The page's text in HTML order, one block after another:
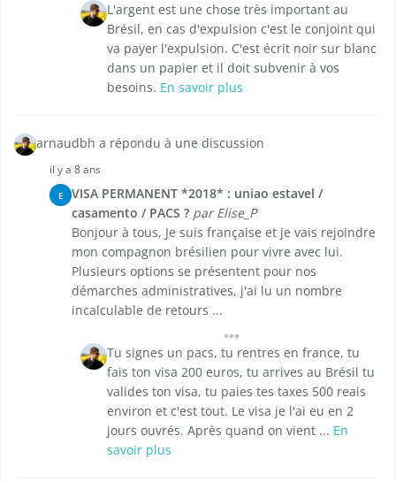
L'argent est une chose très important au
Brésil, en cas d'expulsion c'est le conjoint qui
va payer l'expulsion. C'est écrit noir sur blanc
dans un papier et il doit subvenir à vos
besoins. En savoir plus
arnaudbh a répondu à une discussion
il y a 8 ans
E
VISA PERMANENT *2018* : uniao estavel /
casamento / PACS ? par Elise_P
Bonjour à tous, Je suis française et je vais rejoindre
mon compagnon brésilien pour vivre avec lui.
Plusieurs options se présentent pour nos
démarches administratives, j'ai lu un nombre
incalculable de retours ...
Tu signes un pacs, tu rentres en france, tu
fais ton visa 200 euros, tu arrives au Brésil tu
valides ton visa, tu paies tes taxes 500 reais
environ et c'est tout. Le visa je l'ai eu en 2
jours ouvrés. Après quand on vient ... En
savoir plus